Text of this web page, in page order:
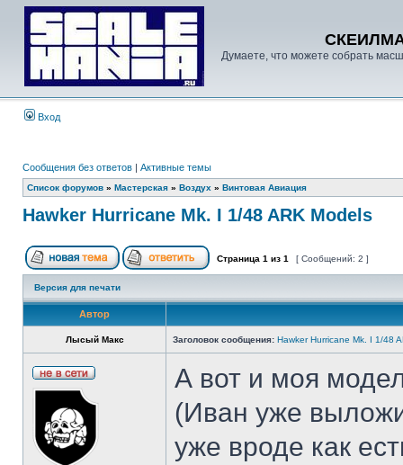
Думаете, что можете собрать
Вход
Сообщения без ответов | Активные темы
Список форумов » Мастерская » Воздух » Винтовая Авиация
Hawker Hurricane Mk. I 1/48 ARK Models
Страница 1 из 1 [ Сообщений: 2 ]
Версия для печати
Автор
Лысый Макс Заголовок сообщения: Hawker Hurricane Mk. I 1/48
А вот и моя
(Иван уже
уже вроде как